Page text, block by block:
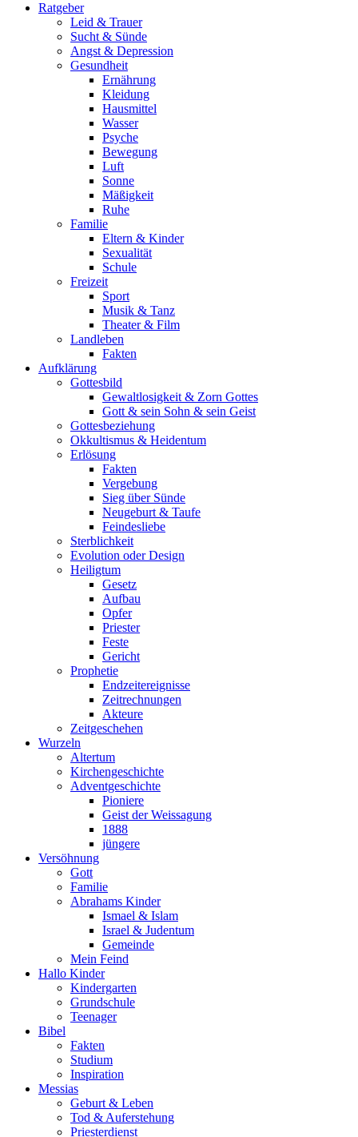
Ratgeber
Leid & Trauer
Sucht & Sünde
Angst & Depression
Gesundheit
Ernährung
Kleidung
Hausmittel
Wasser
Psyche
Bewegung
Luft
Sonne
Mäßigkeit
Ruhe
Familie
Eltern & Kinder
Sexualität
Schule
Freizeit
Sport
Musik & Tanz
Theater & Film
Landleben
Fakten
Aufklärung
Gottesbild
Gewaltlosigkeit & Zorn Gottes
Gott & sein Sohn & sein Geist
Gottesbeziehung
Okkultismus & Heidentum
Erlösung
Fakten
Vergebung
Sieg über Sünde
Neugeburt & Taufe
Feindesliebe
Sterblichkeit
Evolution oder Design
Heiligtum
Gesetz
Aufbau
Opfer
Priester
Feste
Gericht
Prophetie
Endzeitereignisse
Zeitrechnungen
Akteure
Zeitgeschehen
Wurzeln
Altertum
Kirchengeschichte
Adventgeschichte
Pioniere
Geist der Weissagung
1888
jüngere
Versöhnung
Gott
Familie
Abrahams Kinder
Ismael & Islam
Israel & Judentum
Gemeinde
Mein Feind
Hallo Kinder
Kindergarten
Grundschule
Teenager
Bibel
Fakten
Studium
Inspiration
Messias
Geburt & Leben
Tod & Auferstehung
Priesterdienst